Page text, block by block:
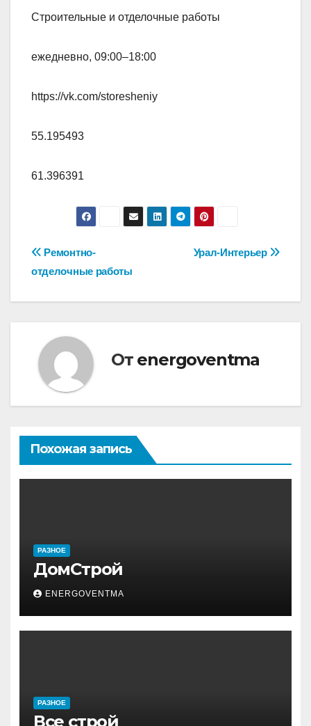
Строительные и отделочные работы
ежедневно, 09:00–18:00
https://vk.com/storesheniy
55.195493
61.396391
Навигация
по
Урал-Интерьер
Ремонтно-
отделочные работы
От energoventma
Похожая запись
РАЗНОЕ
ДомСтрой
ENERGOVENTMA
РАЗНОЕ
Все строй